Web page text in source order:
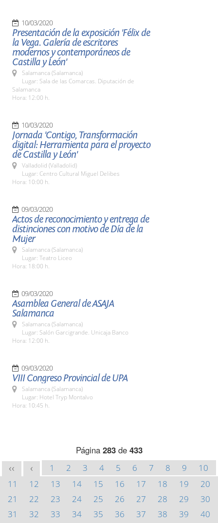
10/03/2020
Presentación de la exposición 'Félix de
la Vega. Galería de escritores
modernos y contemporáneos de
Castilla y León'
Salamanca (Salamanca)
Lugar: Sala de las Comarcas. Diputación de
Salamanca
Hora: 12:00 h.
10/03/2020
Jornada 'Contigo, Transformación
digital: Herramienta para el proyecto
de Castilla y León'
Valladolid (Valladolid)
Lugar: Centro Cultural Miguel Delibes
Hora: 10:00 h.
09/03/2020
Actos de reconocimiento y entrega de
distinciones con motivo de Día de la
Mujer
Salamanca (Salamanca)
Lugar: Teatro Liceo
Hora: 18:00 h.
09/03/2020
Asamblea General de ASAJA
Salamanca
Salamanca (Salamanca)
Lugar: Salón Garcigrande. Unicaja Banco
Hora: 12:00 h.
09/03/2020
VIII Congreso Provincial de UPA
Salamanca (Salamanca)
Lugar: Hotel Tryp Montalvo
Hora: 10:45 h.
Página 283de 433
<< < 1 2 3 4 5 6 7 8 9
10
11
12 13 14 15 16 17 18 19
20
21
22 23 24 25 26 27 28 29
30
31
32 33 34 35 36 37 38 39
40